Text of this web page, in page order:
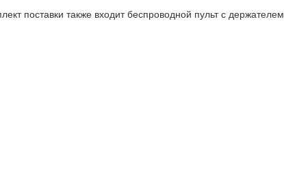
поставки также входит беспроводной пульт с держателем.